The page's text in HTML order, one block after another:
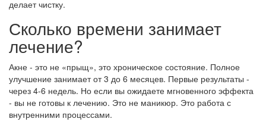
делает чистку.
Сколько времени занимает
лечение?
Акне - это не «прыщ», это хроническое состояние. Полное
улучшение занимает от 3 до 6 месяцев. Первые результаты -
через 4-6 недель. Но если вы ожидаете мгновенного эффекта
- вы не готовы к лечению. Это не маникюр. Это работа с
внутренними процессами.